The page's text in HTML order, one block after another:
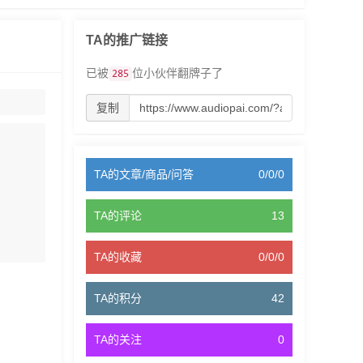
TA的推广链接
已被 285 位小伙伴翻牌子了
复制
TA的文章/商品/问答 0/0/0
TA的评论 13
TA的收藏 0/0/0
TA的积分 42
TA的关注 0